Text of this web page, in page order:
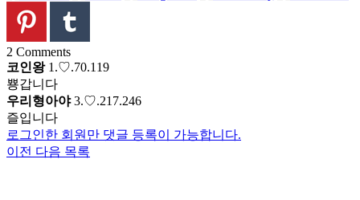
2 Comments
코인왕 1.♡.70.119
뿅갑니다
우리형아야 3.♡.217.246
즐입니다
로그인한 회원만 댓글 등록이 가능합니다.
이전 다음 목록